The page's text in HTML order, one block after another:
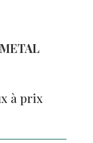
METAL
à prix